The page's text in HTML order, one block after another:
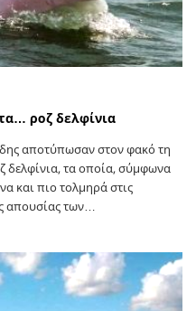
ροζ δελφίνια
αποτύπωσαν στον φακό τη
δελφίνια, τα οποία, σύμφωνα
και πιο τολμηρά στις
απουσίας των…